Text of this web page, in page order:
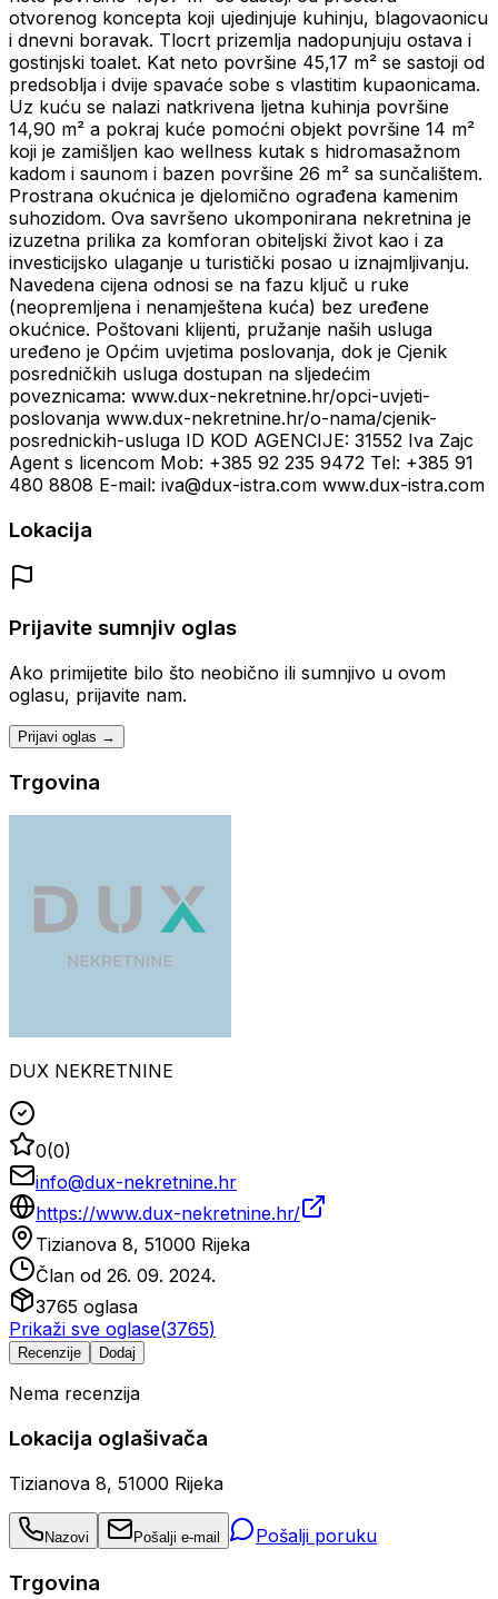
otvorenog koncepta koji ujedinjuje kuhinju, blagovaonicu
i dnevni boravak. Tlocrt prizemlja nadopunjuju ostava i
gostinjski toalet. Kat neto površine 45,17 m² se sastoji od
predsoblja i dvije spavaće sobe s vlastitim kupaonicama.
Uz kuću se nalazi natkrivena ljetna kuhinja površine
14,90 m² a pokraj kuće pomoćni objekt površine 14 m²
koji je zamišljen kao wellness kutak s hidromasažnom
kadom i saunom i bazen površine 26 m² sa sunčalištem.
Prostrana okućnica je djelomično ograđena kamenim
suhozidom. Ova savršeno ukomponirana nekretnina je
izuzetna prilika za komforan obiteljski život kao i za
investicijsko ulaganje u turistički posao u iznajmljivanju.
Navedena cijena odnosi se na fazu ključ u ruke
(neopremljena i nenamještena kuća) bez uređene
okućnice. Poštovani klijenti, pružanje naših usluga
uređeno je Općim uvjetima poslovanja, dok je Cjenik
posredničkih usluga dostupan na sljedećim
poveznicama: www.dux-nekretnine.hr/opci-uvjeti-
poslovanja www.dux-nekretnine.hr/o-nama/cjenik-
posrednickih-usluga ID KOD AGENCIJE: 31552 Iva Zajc
Agent s licencom Mob: +385 92 235 9472 Tel: +385 91
480 8808 E-mail: iva@dux-istra.com www.dux-istra.com
Lokacija
Prijavite sumnjiv oglas
Ako primijetite bilo što neobično ili sumnjivo u ovom
oglasu, prijavite nam.
Prijavi oglas →
Trgovina
DUX NEKRETNINE
0(0)
info@dux-nekretnine.hr
https://www.dux-nekretnine.hr/
Tizianova 8, 51000 Rijeka
Član od 26. 09. 2024.
3765 oglasa
Prikaži sve oglase(3765)
Recenzije Dodaj
Nema recenzija
Lokacija oglašivača
Tizianova 8, 51000 Rijeka
Nazovi Pošalji e-mail Pošalji poruku
Trgovina